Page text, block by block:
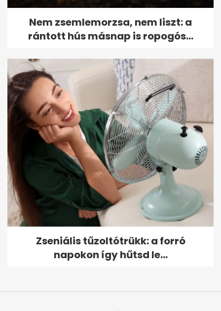
Nem zsemlemorzsa, nem liszt: a
rántott hús másnap is ropogós...
Zseniális tűzoltótrükk: a forró
napokon így hűtsd le...